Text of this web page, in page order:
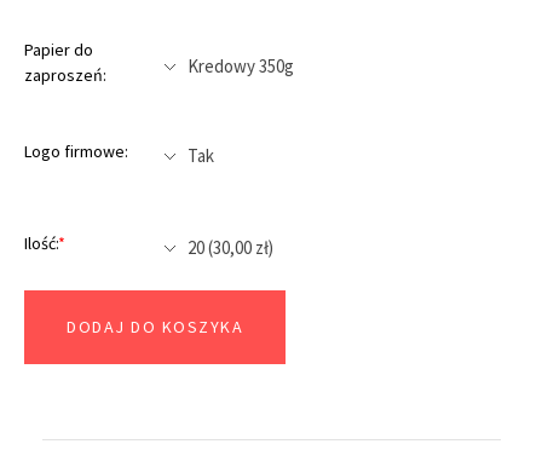
Papier do
zaproszeń:
Logo firmowe:
Ilość:*
DODAJ DO KOSZYKA